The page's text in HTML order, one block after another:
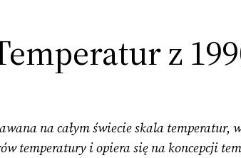
z
na całym świecie skala
temperatury i opiera się na koncepcji